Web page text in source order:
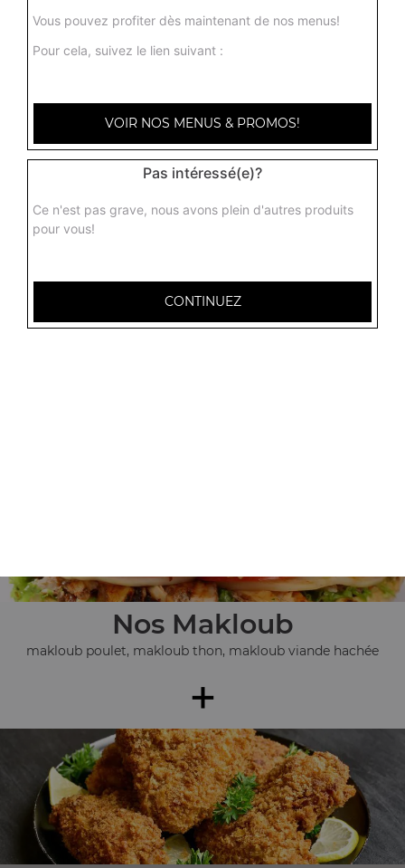
Nos Paninis
panini jambon, panini poulet, panini saumon, ...
+
Nos Makloub
makloub poulet, makloub thon, makloub viande hachée
+
Vous pouvez profiter dès maintenant de nos menus!
Pour cela, suivez le lien suivant :
VOIR NOS MENUS & PROMOS!
Pas intéressé(e)?
Ce n'est pas grave, nous avons plein d'autres produits
pour vous!
CONTINUEZ